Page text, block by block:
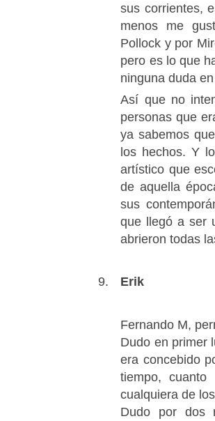
sus corrientes,
menos me
Pollock y por
pero es lo que
ninguna duda
Así que no
personas que
ya sabemos
los hechos. Y
artístico que
de aquella
sus
que llegó a ser
abrieron todas
Erik
Fernando M,
Dudo en primer
era concebido
tiempo,
cualquiera de
Dudo por dos